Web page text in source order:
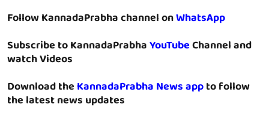
Follow KannadaPrabha channel onWhatsApp
Subscribe to KannadaPrabhaYouTubeChannel and
watch Videos
Download theKannadaPrabha News appto follow
the latest news updates